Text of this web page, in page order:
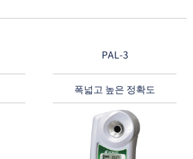
PAL-3
폭넓고 높은 정확도